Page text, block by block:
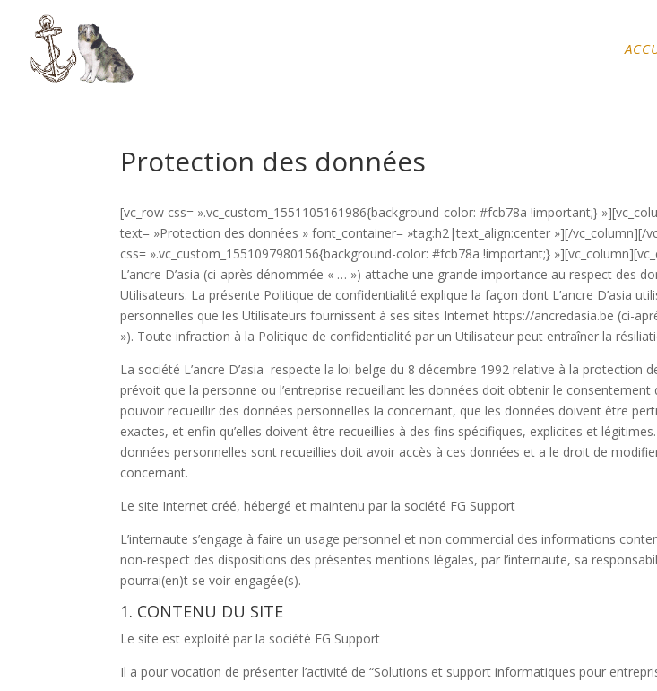
Protection des données
[vc_row css= ».vc_custom_1551105161986{background-color: #fcb78a !important;}
text= »Protection des données » font_container= »tag:h2|text_align:center »][/vc_column][/
css= ».vc_custom_1551097980156{background-color: #fcb78a !important;}
L’ancre D’asia (ci-après dénommée « … ») attache une grande importance au respect des
Utilisateurs. La présente Politique de confidentialité explique la façon dont L’ancre D’asia
personnelles que les Utilisateurs fournissent à ses sites Internet https://ancredasia.be (ci-
»). Toute infraction à la Politique de confidentialité par un Utilisateur peut entraîner la
La société L’ancre D’asia respecte la loi belge du 8 décembre 1992 relative à la protection
prévoit que la personne ou l’entreprise recueillant les données doit obtenir le consentement
pouvoir recueillir des données personnelles la concernant, que les données doivent être
exactes, et enfin qu’elles doivent être recueillies à des fins spécifiques, explicites et
données personnelles sont recueillies doit avoir accès à ces données et a le droit de
concernant.
Le site Internet créé, hébergé et maintenu par la société FG Support
L’internaute s’engage à faire un usage personnel et non commercial des informations
non-respect des dispositions des présentes mentions légales, par l’internaute, sa
pourrai(en)t se voir engagée(s).
1. CONTENU DU SITE
Le site est exploité par la société FG Support
Il a pour vocation de présenter l’activité de “Solutions et support informatiques pour